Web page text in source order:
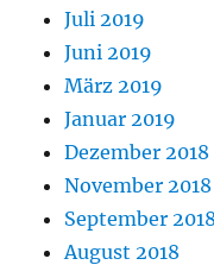
Juli 2019
Juni 2019
März 2019
Januar 2019
Dezember 2018
November 2018
September 2018
August 2018